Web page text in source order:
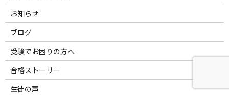
お知らせ
ブログ
受験でお困りの方へ
合格ストーリー
生徒の声